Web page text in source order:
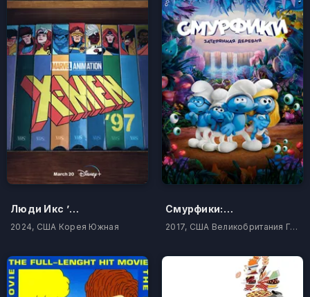
Люди Икс ’97
2024, США Корея Южная
Смурфики: Затерянная деревня
2017, США Великобритания Гонконг Чехия Китай